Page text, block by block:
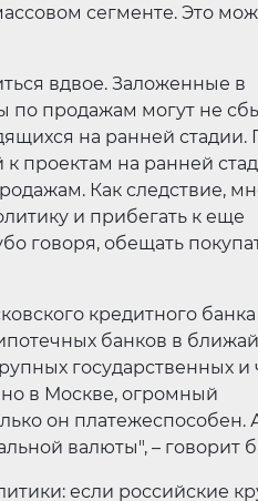
сегменте. Это
вдвое. Заложенные в
продажам могут не
на ранней стадии.
проектам на ранней
Как следствие,
и прибегать к еще
говоря, обещать
кредитного
банков в
государственных и
в Москве, огромный
он платежеспособен.
валюты", – говорит
если российские